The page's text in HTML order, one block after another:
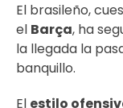
El brasileño,
el Barça, ha
la llegada la
banquillo.
El estilo